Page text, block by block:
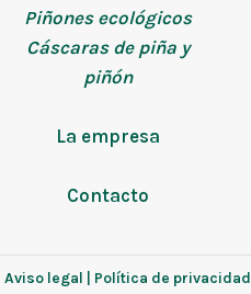
Piñones ecológicos
Cáscaras de piña y
piñón
La empresa
Contacto
Aviso legal Política de privacidad